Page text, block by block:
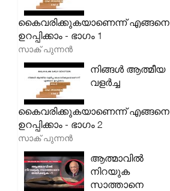
കൈവരിക്കുകയാണെന്ന് എങ്ങനെ
ഉറപ്പിക്കാം - ഭാഗം 1
സാക് പുന്നൻ
നിങ്ങൾ ആത്മീയ
വളർച്ച
കൈവരിക്കുകയാണെന്ന് എങ്ങനെ
ഉറപ്പിക്കാം - ഭാഗം 2
സാക് പുന്നൻ
ആത്മാവിൽ
നിറയുക
സാത്താനെ